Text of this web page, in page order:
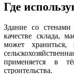
Где
Здание со стенами
качестве склада,
может храниться,
применяется в
строительства.